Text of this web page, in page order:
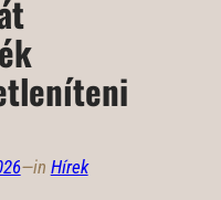
—in Hírek